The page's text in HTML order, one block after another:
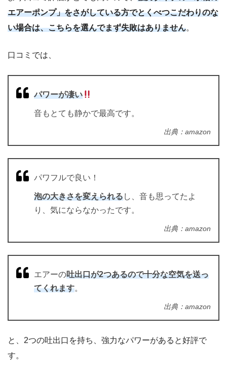
エアーポンプ」をさがしている方でとくべつこだわりのな
い場合は、こちらを選んでまず失敗はありません。
口コミでは、
パワーが凄い
音もとても静かで最高です。
出典：amazon
パワフルで良い！
泡の大きさを変えられるし、音も思ってたよ
り、気にならなかったです。
出典：amazon
エアーの吐出口が2つあるので十分な空気を送っ
てくれます。
出典：amazon
と、2つの吐出口を持ち、強力なパワーがあると好評で
す。